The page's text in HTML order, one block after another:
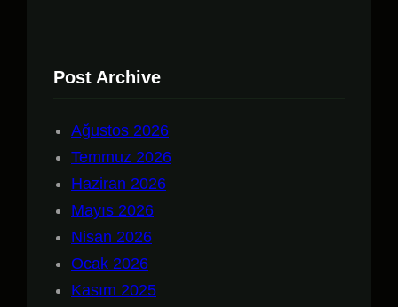
Post Archive
Ağustos 2026
Temmuz 2026
Haziran 2026
Mayıs 2026
Nisan 2026
Ocak 2026
Kasım 2025